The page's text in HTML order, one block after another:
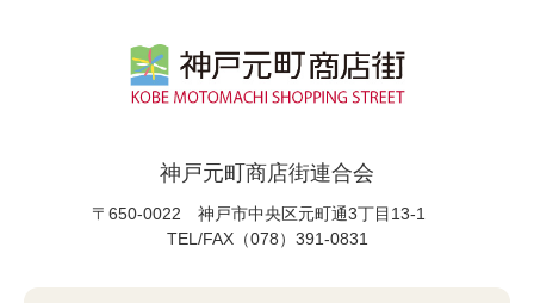
神戸元町商店街連合会
〒650-0022 神戸市中央区元町通3丁目13-1
TEL/FAX（078）391-0831